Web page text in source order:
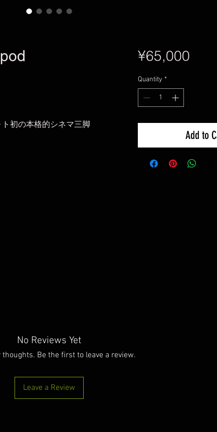
初の本格的シネマ三脚
¥65,000Price
Quantity *
Add to
No Reviews Yet
thoughts. Be the first to leave a review.
Leave a Review